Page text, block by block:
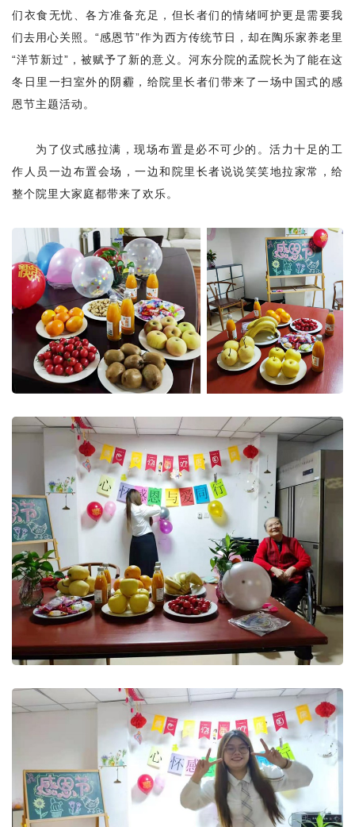
们衣食无忧、各方准备充足，但长者们的情绪呵护更是需要我
们去用心关照。“感恩节”作为西方传统节日，却在陶乐家养老里
“洋节新过”，被赋予了新的意义。河东分院的孟院长为了能在这
冬日里一扫室外的阴霾，给院里长者们带来了一场中国式的感
恩节主题活动。
为了仪式感拉满，现场布置是必不可少的。活力十足的工
作人员一边布置会场，一边和院里长者说说笑笑地拉家常，给
整个院里大家庭都带来了欢乐。